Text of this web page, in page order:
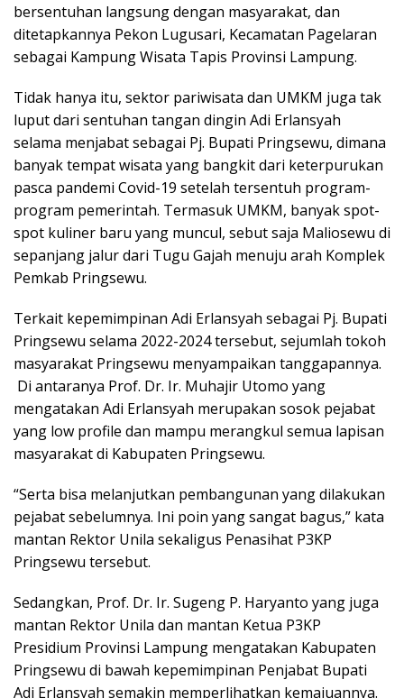
bersentuhan langsung dengan masyarakat, dan
ditetapkannya Pekon Lugusari, Kecamatan Pagelaran
sebagai Kampung Wisata Tapis Provinsi Lampung.
Tidak hanya itu, sektor pariwisata dan UMKM juga tak
luput dari sentuhan tangan dingin Adi Erlansyah
selama menjabat sebagai Pj. Bupati Pringsewu, dimana
banyak tempat wisata yang bangkit dari keterpurukan
pasca pandemi Covid-19 setelah tersentuh program-
program pemerintah. Termasuk UMKM, banyak spot-
spot kuliner baru yang muncul, sebut saja Maliosewu di
sepanjang jalur dari Tugu Gajah menuju arah Komplek
Pemkab Pringsewu.
Terkait kepemimpinan Adi Erlansyah sebagai Pj. Bupati
Pringsewu selama 2022-2024 tersebut, sejumlah tokoh
masyarakat Pringsewu menyampaikan tanggapannya.
Di antaranya Prof. Dr. Ir. Muhajir Utomo yang
mengatakan Adi Erlansyah merupakan sosok pejabat
yang low profile dan mampu merangkul semua lapisan
masyarakat di Kabupaten Pringsewu.
“Serta bisa melanjutkan pembangunan yang dilakukan
pejabat sebelumnya. Ini poin yang sangat bagus,” kata
mantan Rektor Unila sekaligus Penasihat P3KP
Pringsewu tersebut.
Sedangkan, Prof. Dr. Ir. Sugeng P. Haryanto yang juga
mantan Rektor Unila dan mantan Ketua P3KP
Presidium Provinsi Lampung mengatakan Kabupaten
Pringsewu di bawah kepemimpinan Penjabat Bupati
Adi Erlansyah semakin memperlihatkan kemajuannya.